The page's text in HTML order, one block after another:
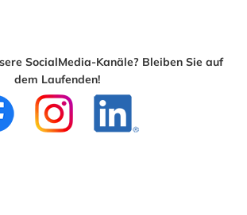
SocialMedia-Kanäle? Bleiben Sie auf
dem Laufenden!